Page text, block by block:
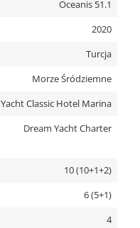
Oceanis 51.1
2020
Turcja
Morze Śródziemne
Yacht Classic Hotel Marina
Dream Yacht Charter
10 (10+1+2)
6 (5+1)
4